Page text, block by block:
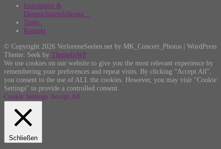
Impressum &
Datenschutzerklärung
Team
Kontakt
© Copyright 2026 VerloreneSeelen.net by MK_Concert_Photos | WordPress
Theme: Seek by ThemeInWP
We use cookies on our website to give you the most relevant experience by
remembering your preferences and repeat visits. By clicking “Accept All”,
you consent to the use of ALL the cookies. However, you may visit "Cookie
Settings" to provide a controlled consent.
Cookie Settings Accept All
Schließen